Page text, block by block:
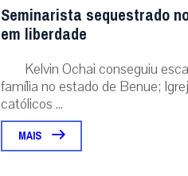
Seminarista sequestrado
em liberdade
Kelvin Ochai conseguiu
família no estado de Benue;
católicos ...
MAIS